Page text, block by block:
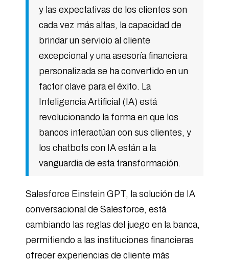
y las expectativas de los clientes son
cada vez más altas, la capacidad de
brindar un servicio al cliente
excepcional y una asesoría financiera
personalizada se ha convertido en un
factor clave para el éxito. La
Inteligencia Artificial (IA) está
revolucionando la forma en que los
bancos interactúan con sus clientes, y
los chatbots con IA están a la
vanguardia de esta transformación.
Salesforce Einstein GPT, la solución de IA
conversacional de Salesforce, está
cambiando las reglas del juego en la banca,
permitiendo a las instituciones financieras
ofrecer experiencias de cliente más